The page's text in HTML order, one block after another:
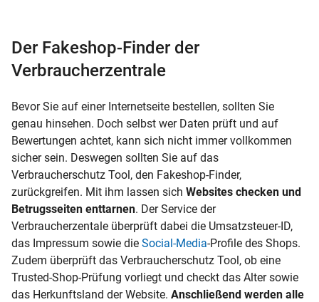
Der Fakeshop-Finder der
Verbraucherzentrale
Bevor Sie auf einer Internetseite bestellen, sollten Sie
genau hinsehen. Doch selbst wer Daten prüft und auf
Bewertungen achtet, kann sich nicht immer vollkommen
sicher sein. Deswegen sollten Sie auf das
Verbraucherschutz Tool, den Fakeshop-Finder,
zurückgreifen. Mit ihm lassen sich Websites checken und
Betrugsseiten enttarnen. Der Service der
Verbraucherzentale überprüft dabei die Umsatzsteuer-ID,
das Impressum sowie die Social-Media-Profile des Shops.
Zudem überprüft das Verbraucherschutz Tool, ob eine
Trusted-Shop-Prüfung vorliegt und checkt das Alter sowie
das Herkunftsland der Website. Anschließend werden alle